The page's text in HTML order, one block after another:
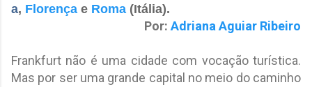
a, Florença e Roma (Itália).
Por: Adriana Aguiar Ribeiro
Frankfurt não é uma cidade com vocação turística.
Mas por ser uma grande capital no meio do caminho